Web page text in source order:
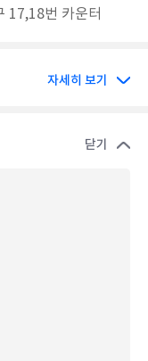
17,18번 카운터
자세히 보기
닫기